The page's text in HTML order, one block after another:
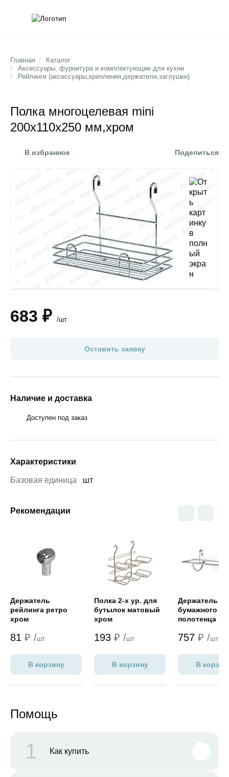
Главная /
Каталог
/
Аксессуары, фурнитура и комплектующие для кухни
/
Рейлинги (аксессуары,крепления,держатели,заглушки)
Полка многоцелевая mini
200х110х250 мм,хром
В избранное Поделиться
683 ₽ /шт
Оставить заявку
Наличие и доставка
Доступен под заказ
Характеристики
Базовая единица шт
Рекомендации
Держатель
рейлинга ретро
хром
81 ₽ /шт
В корзину
Полка 2-х ур. для
бутылок матовый
хром
193 ₽ /шт
В корзину
Держатель
бумажного
полотенца
мм,хром
757 ₽ /шт
В
Помощь
1 Как купить